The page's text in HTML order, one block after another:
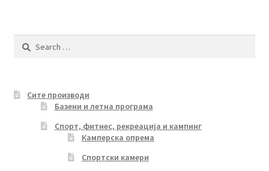
Search
Сите производи
Базени и летна програма
Спорт, фитнес, рекреација и кампинг
Камперска опрема
Спортски камери